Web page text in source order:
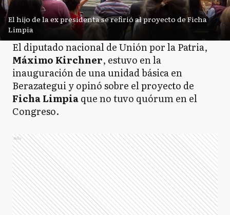
El hijo de la ex presidenta se refirió al proyecto de Ficha
Limpia
El diputado nacional de Unión por la Patria,
Máximo Kirchner, estuvo en la
inauguración de una unidad básica en
Berazategui y opinó sobre el proyecto de
Ficha Limpiaque no tuvo quórum en el
Congreso.
Ads